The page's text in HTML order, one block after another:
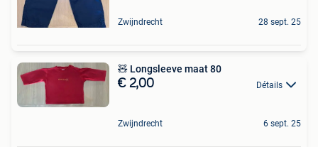
Zwijndrecht 28 sept. 25
🧸 Longsleeve maat 80
€ 2,00 Détails
Zwijndrecht 6 sept. 25